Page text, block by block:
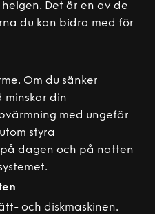
Det är en av de
du kan bidra med för
Om du sänker
minskar din
med ungefär
styra
dagen och på natten
och diskmaskinen.